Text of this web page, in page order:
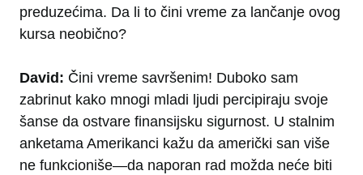
preduzećima. Da li to čini vreme za lančanje ovog
kursa neobično?
David: Čini vreme savršenim! Duboko sam
zabrinut kako mnogi mladi ljudi percipiraju svoje
šanse da ostvare finansijsku sigurnost. U stalnim
anketama Amerikanci kažu da američki san više
ne funkcioniše—da naporan rad možda neće biti